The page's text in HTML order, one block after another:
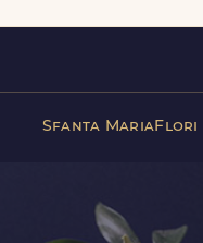
Sfanta MariaFlori